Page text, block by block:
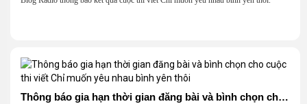
Thông báo gia hạn thời gian đăng bài và bình chọn cho cuộc thi viết Chỉ muốn yêu nhau bình yên thôi